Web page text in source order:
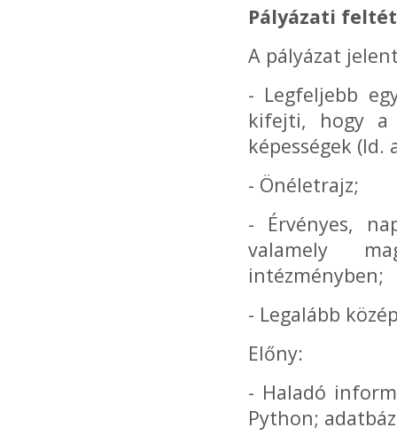
Pályázati
A pályázat
- Legfeljebb
kifejti, hogy a
képességek
- Önéletrajz;
- Érvényes,
valamely
intézményben;
- Legalább
Előny:
- Haladó
Python;